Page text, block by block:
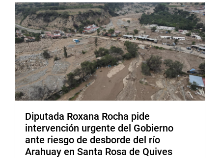
Diputada Roxana Rocha pide
intervención urgente del Gobierno
ante riesgo de desborde del río
Arahuay en Santa Rosa de Quives